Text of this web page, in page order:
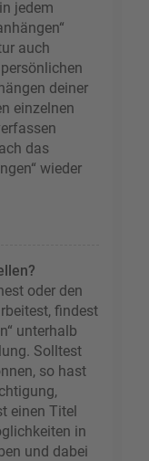
jedem
auch
deiner
einzelnen
das
wieder
oder den
findest
unterhalb
Solltest
so hast
einen Titel
in
und dabei